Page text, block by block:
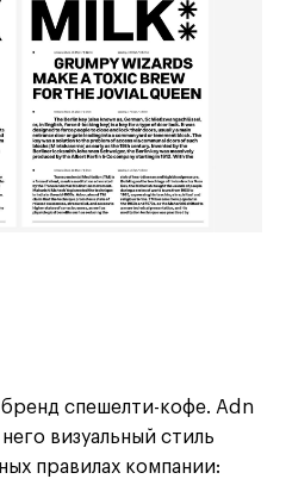
спешелти-кофе. Adn
визуальный стиль
правилах компании: